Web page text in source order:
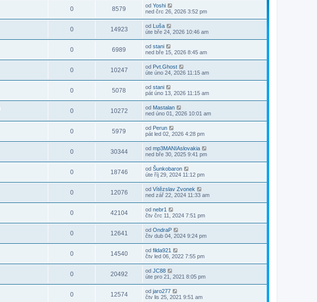
0 8579 od Yoshi
ned črc 26, 2026 3:52 pm
0 14923 od Luša
úte bře 24, 2026 10:46 am
0 6989 od stani
ned bře 15, 2026 8:45 am
0 10247 od Pvt.Ghost
úte úno 24, 2026 11:15 am
0 5078 od stani
pát úno 13, 2026 11:15 am
0 10272 od Mastalan
ned úno 01, 2026 10:01 am
0 5979 od Perun
pát led 02, 2026 4:28 pm
0 30344 od mp3MANIAslovakia
ned bře 30, 2025 9:41 pm
0 18746 od Šunkobaron
úte říj 29, 2024 11:12 pm
0 12076 od Vítězslav Zvonek
ned zář 22, 2024 11:33 am
0 42104 od nebr1
čtv črc 11, 2024 7:51 pm
0 12641 od OndraP
čtv dub 04, 2024 9:24 pm
0 14540 od filda921
čtv led 06, 2022 7:55 pm
0 20492 od JC88
úte pro 21, 2021 8:05 pm
0 12574 od jaro277
čtv lis 25, 2021 9:51 am